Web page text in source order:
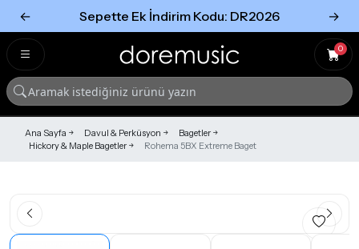
← Sepette Ek İndirim Kodu: DR2026 →
0
Ana Sayfa Davul & Perküsyon
Bagetler
Hickory & Maple Bagetler
Rohema 5BX Extreme Baget
Tümünü Gör
Tümünü gör